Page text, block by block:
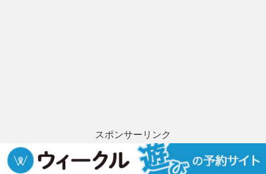
スポンサーリンク